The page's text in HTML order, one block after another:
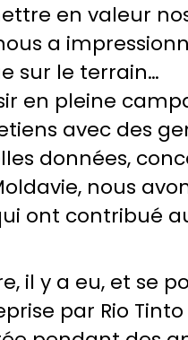
en valeur
a
sur le terrain…
en pleine
avec des
données,
nous
ont contribué
il y a eu, et se
par Rio